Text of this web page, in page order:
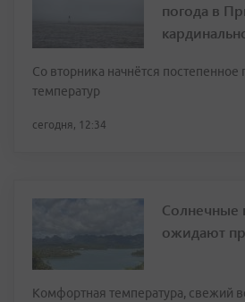
погода в
Со вторника начнётся
температур
сегодня, 12:34
Солнечные
ожидают
Комфортная температура, свежий